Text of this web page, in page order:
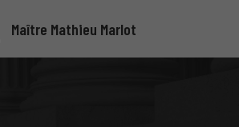
Maître Mathieu Marlot